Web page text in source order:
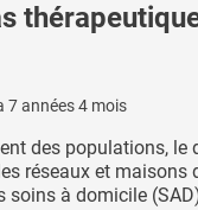
7 années 4 mois
des populations, le
réseaux et maisons
soins à domicile